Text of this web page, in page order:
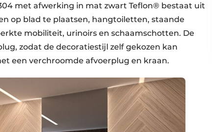
met afwerking in mat zwart Teflon® bestaat uit
op blad te plaatsen, hangtoiletten, staande
mobiliteit, urinoirs en schaamschotten. De
zodat de decoratie­stijl zelf gekozen kan
een verchroomde afvoerplug en kraan.